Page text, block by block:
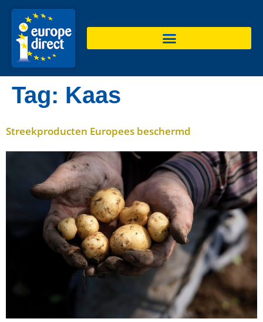
de
inhoud
Tag: Kaas
Streekproducten Europees beschermd